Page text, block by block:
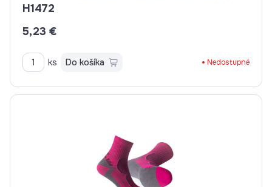
H1472
5,23 €
ks Do košíka Nedostupné